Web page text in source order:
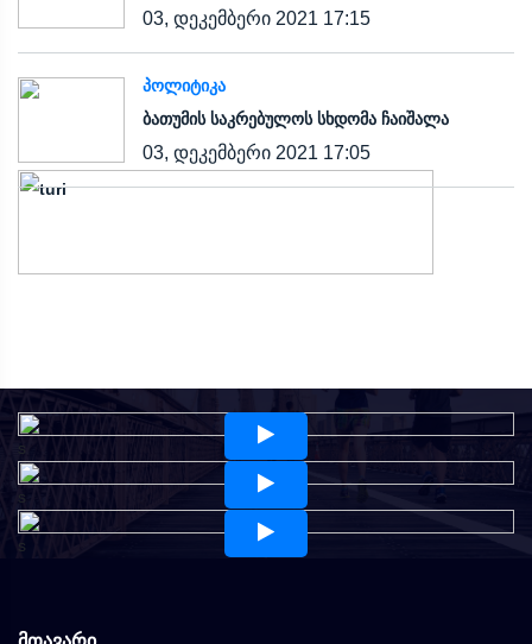
03, დეკემბერი 2021 17:15
ᲞᲝᲚᲘᲢᲘᲙᲐ
ბათუმის საკრებულოს სხდომა ჩაიშალა
03, დეკემბერი 2021 17:05
s
s
s